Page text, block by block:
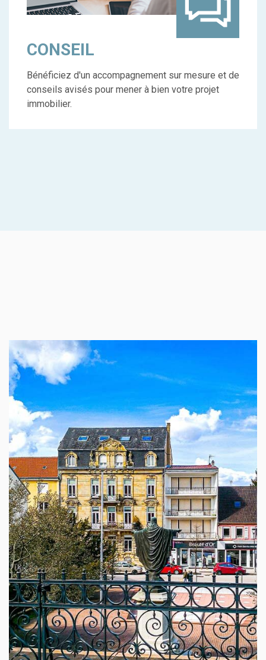
CONSEIL
Bénéficiez d'un accompagnement sur mesure et de
conseils avisés pour mener à bien votre projet
immobilier.